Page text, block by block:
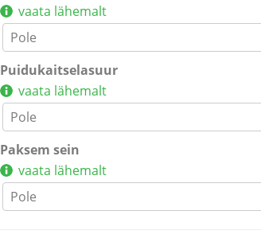
vaata lähemalt
Puidukaitselasuur
vaata lähemalt
Paksem sein
vaata lähemalt